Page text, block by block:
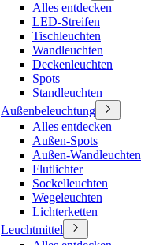
Alles entdecken
LED-Streifen
Tischleuchten
Wandleuchten
Deckenleuchten
Spots
Standleuchten
Außenbeleuchtung
Alles entdecken
Außen-Spots
Außen-Wandleuchten
Flutlichter
Sockelleuchten
Wegeleuchten
Lichterketten
Leuchtmittel